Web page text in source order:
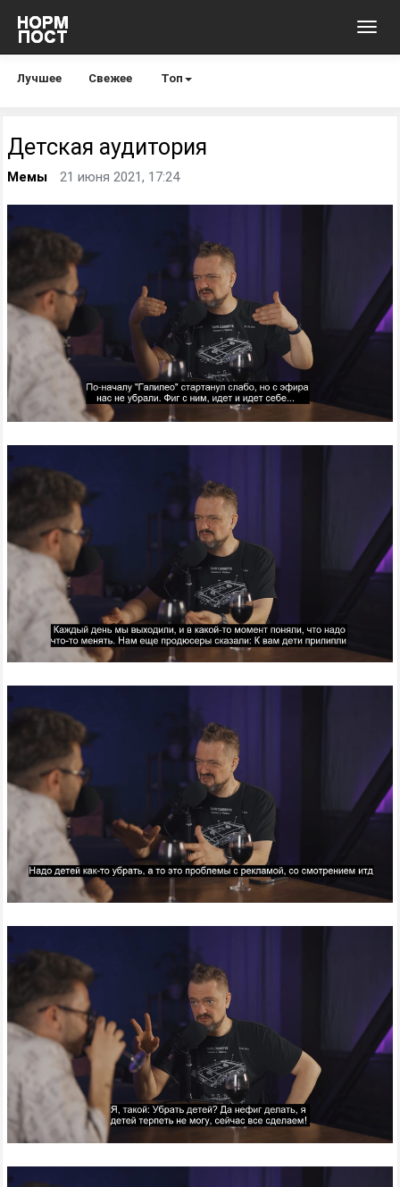
Лучшее Свежее Топ
Детская аудитория
Мемы 21 июня 2021, 17:24